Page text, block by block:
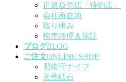
正規販売店「特約店」
会社所在地
取り組み
検査修理＆保証
ブログBLOG
ご注文ONLINE SHOP
肥後守ナイフ
天然砥石